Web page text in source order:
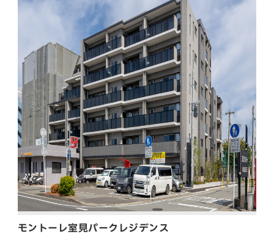
モントーレ室見パークレジデンス